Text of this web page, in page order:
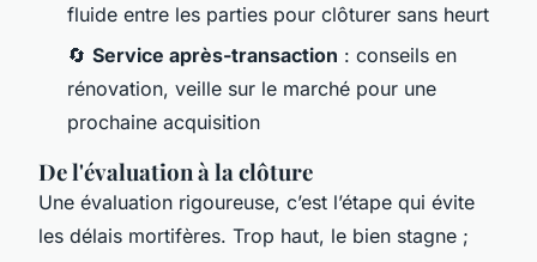
fluide entre les parties pour clôturer sans heurt
🔄 Service après-transaction : conseils en
rénovation, veille sur le marché pour une
prochaine acquisition
De l'évaluation à la clôture
Une évaluation rigoureuse, c’est l’étape qui évite
les délais mortifères. Trop haut, le bien stagne ;